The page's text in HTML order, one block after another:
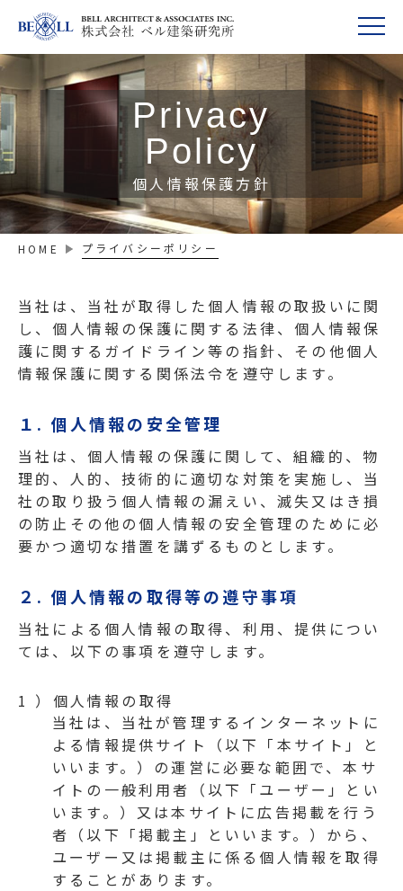
Privacy
Policy
個人情報保護方針
HOME プライバシーポリシー
当社は、当社が取得した個人情報の取扱いに関
し、個人情報の保護に関する法律、個人情報保
護に関するガイドライン等の指針、その他個人
情報保護に関する関係法令を遵守します。
１. 個人情報の安全管理
当社は、個人情報の保護に関して、組織的、物
理的、人的、技術的に適切な対策を実施し、当
社の取り扱う個人情報の漏えい、滅失又はき損
の防止その他の個人情報の安全管理のために必
要かつ適切な措置を講ずるものとします。
２. 個人情報の取得等の遵守事項
当社による個人情報の取得、利用、提供につい
ては、以下の事項を遵守します。
1 ）個人情報の取得
当社は、当社が管理するインターネットに
よる情報提供サイト（以下「本サイト」と
いいます。）の運営に必要な範囲で、本サ
イトの一般利用者（以下「ユーザー」とい
います。）又は本サイトに広告掲載を行う
者（以下「掲載主」といいます。）から、
ユーザー又は掲載主に係る個人情報を取得
することがあります。